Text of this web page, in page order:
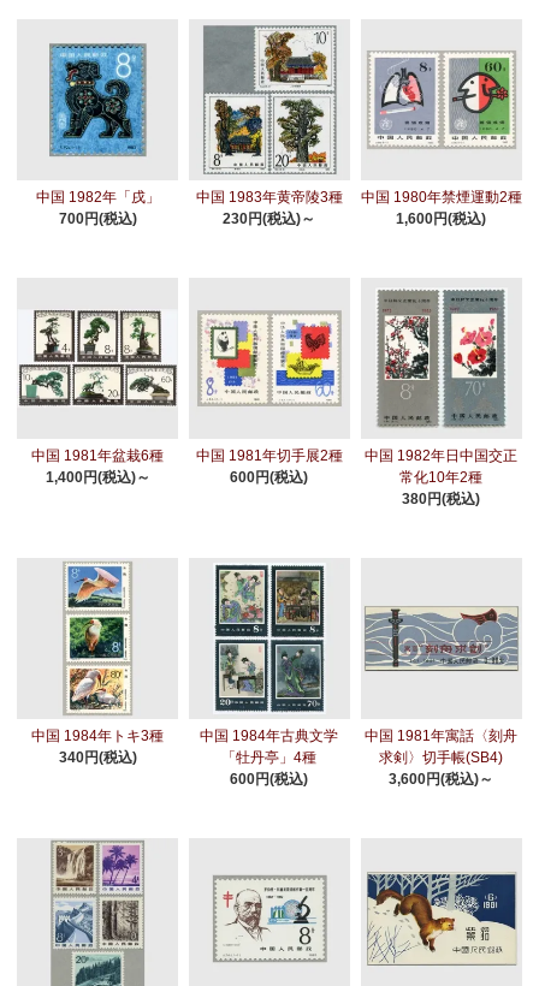
中国 1982年「戌」
700円(税込)
中国 1983年黄帝陵3種
230円(税込)～
中国 1980年禁煙運動2種
1,600円(税込)
中国 1981年盆栽6種
1,400円(税込)～
中国 1981年切手展2種
600円(税込)
中国 1982年日中国交正
常化10年2種
380円(税込)
中国 1984年トキ3種
340円(税込)
中国 1984年古典文学
「牡丹亭」4種
600円(税込)
中国 1981年寓話〈刻舟
求剣〉切手帳(SB4)
3,600円(税込)～